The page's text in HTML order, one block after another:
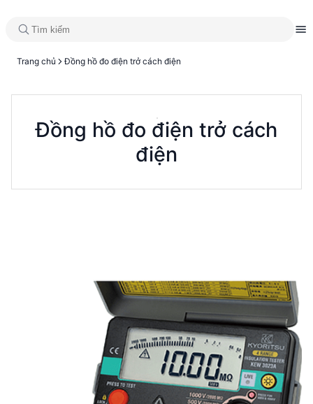
Trang chủ Đồng hồ đo điện trở cách điện
Đồng hồ đo điện trở cách
điện